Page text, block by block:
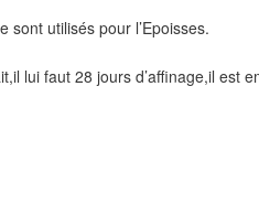
sont utilisés pour l’Epoisses.
lui faut 28 jours d’affinage,il est